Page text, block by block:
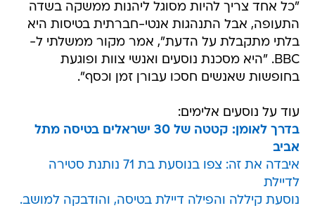
"כל אחד צריך להיות מסוגל ליהנות ממשקה בשדה
התעופה, אבל התנהגות אנטי-חברתית בטיסות היא
בלתי מתקבלת על הדעת", אמר מקור ממשלתי ל-
BBC. "היא מסכנת נוסעים ואנשי צוות ופוגעת
בחופשות שאנשים חסכו עבורן זמן וכסף".
עוד על נוסעים אלימים:
בדרך לאומן: קטטה של 30 ישראלים בטיסה מתל
אביב
איבדה את זה: צפו בנוסעת בת 71 נותנת סטירה
לדיילת
נוסעת קיללה והפילה דיילת בטיסה, והודבקה למושב.